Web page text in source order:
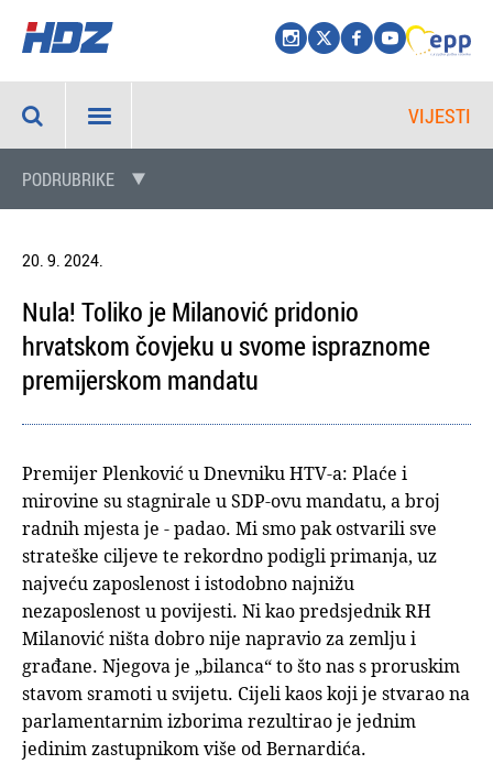
VIJESTI
PODRUBRIKE
20. 9. 2024.
Nula! Toliko je Milanović pridonio
hrvatskom čovjeku u svome ispraznome
premijerskom mandatu
Premijer Plenković u Dnevniku HTV-a: Plaće i
mirovine su stagnirale u SDP-ovu mandatu, a broj
radnih mjesta je - padao. Mi smo pak ostvarili sve
strateške ciljeve te rekordno podigli primanja, uz
najveću zaposlenost i istodobno najnižu
nezaposlenost u povijesti. Ni kao predsjednik RH
Milanović ništa dobro nije napravio za zemlju i
građane. Njegova je „bilanca“ to što nas s proruskim
stavom sramoti u svijetu. Cijeli kaos koji je stvarao na
parlamentarnim izborima rezultirao je jednim
jedinim zastupnikom više od Bernardića.